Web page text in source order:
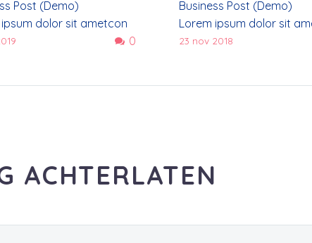
Post (Demo)
dolor sit ametcon
adipisicing elit, sed
0
Business Post (Demo)
Lorem ipsum dolor sit
sectetur adipisicing elit,
23 nov 2018
ACHTERLATEN